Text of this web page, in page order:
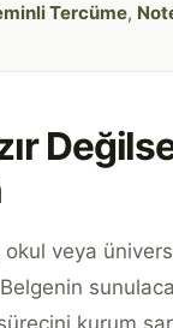
Tercüme,
veya
kurum